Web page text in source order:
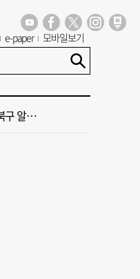
e-paper 모바일보기
총력
등